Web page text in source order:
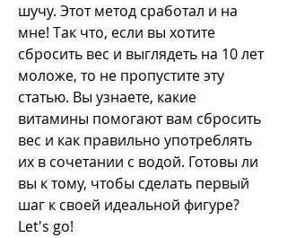
шучу. Этот метод сработал и на
мне! Так что, если вы хотите
сбросить вес и выглядеть на 10 лет
моложе, то не пропустите эту
статью. Вы узнаете, какие
витамины помогают вам сбросить
вес и как правильно употреблять
их в сочетании с водой. Готовы ли
вы к тому, чтобы сделать первый
шаг к своей идеальной фигуре?
Let's go!